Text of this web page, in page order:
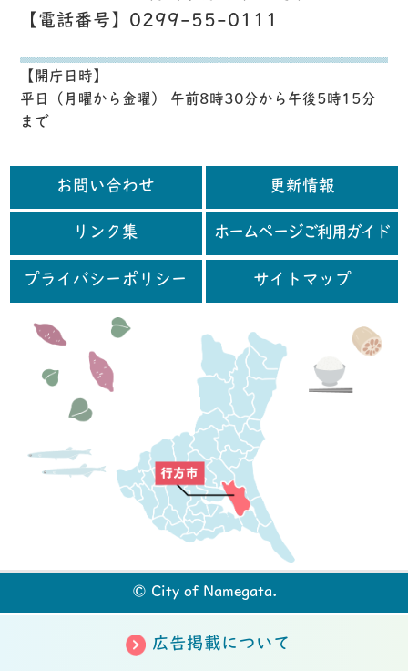
【電話番号】0299-55-0111
【開庁日時】
平日（月曜から金曜） 午前8時30分から午後5時15分
まで
お問い合わせ 更新情報
リンク集 ホームページご利用ガイド
プライバシーポリシー サイトマップ
© City of Namegata.
広告掲載について